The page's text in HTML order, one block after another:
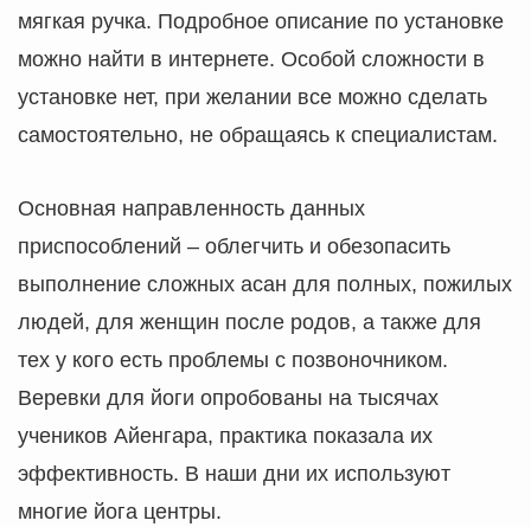
мягкая ручка. Подробное описание по установке
можно найти в интернете. Особой сложности в
установке нет, при желании все можно сделать
самостоятельно, не обращаясь к специалистам.
Основная направленность данных
приспособлений – облегчить и обезопасить
выполнение сложных асан для полных, пожилых
людей, для женщин после родов, а также для
тех у кого есть проблемы с позвоночником.
Веревки для йоги опробованы на тысячах
учеников Айенгара, практика показала их
эффективность. В наши дни их используют
многие йога центры.